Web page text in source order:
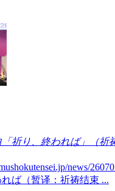
祈り、終われば」（祈
news/
ば（暂译：祈祷结束 ...